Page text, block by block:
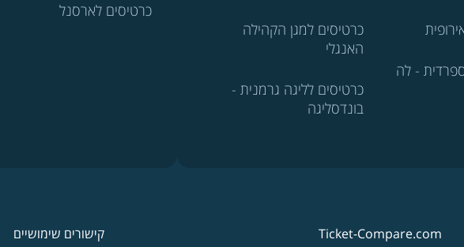
- לה
כרטיסים למגן הקהילה
האנגלי
כרטיסים לליגה גרמנית -
בונדסליגה
כרטיסים לארסנל
Ticket-Compare.com קישורים שימושיים